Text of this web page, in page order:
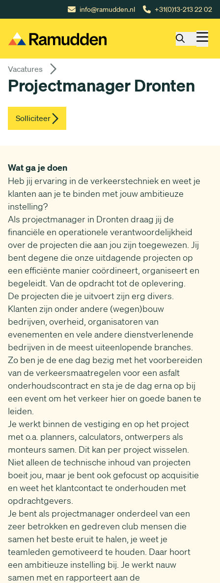
Gå till huvudinnehåll info@ramudden.nl +31(0)13-213 22 02
Vacatures
Projectmanager Dronten
Solliciteer
Wat ga je doen
Heb jij ervaring in de verkeerstechniek en weet je
klanten aan je te binden met jouw ambitieuze
instelling?
Als projectmanager in Dronten draag jij de
financiële en operationele verantwoordelijkheid
over de projecten die aan jou zijn toegewezen. Jij
bent degene die onze uitdagende projecten op
een efficiënte manier coördineert, organiseert en
begeleidt. Van de opdracht tot de oplevering.
De projecten die je uitvoert zijn erg divers.
Klanten zijn onder andere (wegen)bouw
bedrijven, overheid, organisatoren van
evenementen en vele andere dienstverlenende
bedrijven in de meest uiteenlopende branches.
Zo ben je de ene dag bezig met het voorbereiden
van de verkeersmaatregelen voor een asfalt
onderhoudscontract en sta je de dag erna op bij
een event om het verkeer hier on goede banen te
leiden.
Je werkt binnen de vestiging en op het project
met o.a. planners, calculators, ontwerpers als
monteurs samen. Dit kan per project wisselen.
Niet alleen de technische inhoud van projecten
boeit jou, maar je bent ook gefocust op acquisitie
en weet het klantcontact te onderhouden met
opdrachtgevers.
Je bent als projectmanager onderdeel van een
zeer betrokken en gedreven club mensen die
samen het beste eruit te halen, je weet je
teamleden gemotiveerd te houden. Daar hoort
een ambitieuze instelling bij. Je werkt nauw
samen met en rapporteert aan de